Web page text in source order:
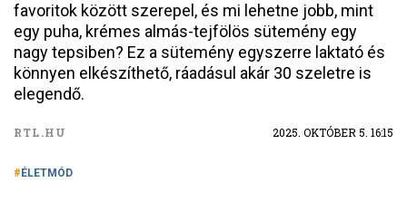
favoritok között szerepel, és mi lehetne jobb, mint
egy puha, krémes almás-tejfölös sütemény egy
nagy tepsiben? Ez a sütemény egyszerre laktató és
könnyen elkészíthető, ráadásul akár 30 szeletre is
elegendő.
RTL.HU 2025. OKTÓBER 5. 16:15
ÉLETMÓD